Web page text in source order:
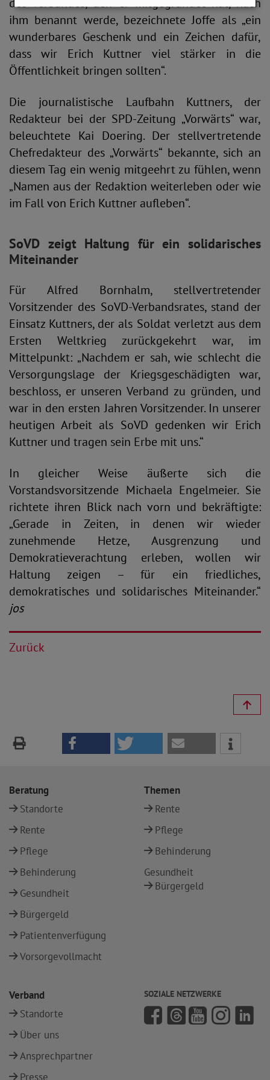
ihm benannt werde, bezeichnete Joffe als „ein
wunderbares Geschenk und ein Zeichen dafür,
dass wir Erich Kuttner viel stärker in die
Öffentlichkeit bringen sollten“.
Die journalistische Laufbahn Kuttners, der
Redakteur bei der SPD-Zeitung „Vorwärts“ war,
beleuchtete Kai Doering. Der stellvertretende
Chefredakteur des „Vorwärts“ bekannte, sich an
diesem Tag ein wenig mitgeehrt zu fühlen, wenn
„Namen aus der Redaktion weiterleben oder wie
im Fall von Erich Kuttner aufleben“.
SoVD zeigt Haltung für ein solidarisches
Miteinander
Für Alfred Bornhalm, stellvertretender
Vorsitzender des SoVD-Verbandsrates, stand der
Einsatz Kuttners, der als Soldat verletzt aus dem
Ersten Weltkrieg zurückgekehrt war, im
Mittelpunkt: „Nachdem er sah, wie schlecht die
Versorgungslage der Kriegsgeschädigten war,
beschloss, er unseren Verband zu gründen, und
war in den ersten Jahren Vorsitzender. In unserer
heutigen Arbeit als SoVD gedenken wir Erich
Kuttner und tragen sein Erbe mit uns.“
In gleicher Weise äußerte sich die
Vorstandsvorsitzende Michaela Engelmeier. Sie
richtete ihren Blick nach vorn und bekräftigte:
„Gerade in Zeiten, in denen wir wieder
zunehmende Hetze, Ausgrenzung und
Demokratieverachtung erleben, wollen wir
Haltung zeigen – für ein friedliches,
demokratisches und solidarisches Miteinander.“
jos
Zurück
Beratung
Standorte
Rente
Pflege
Behinderung
Gesundheit
Bürgergeld
Patientenverfügung
Vorsorgevollmacht
Themen
Rente
Pflege
Behinderung
Gesundheit
Bürgergeld
Verband
Standorte
Über uns
Ansprechpartner
Presse
SOZIALE NETZWERKE